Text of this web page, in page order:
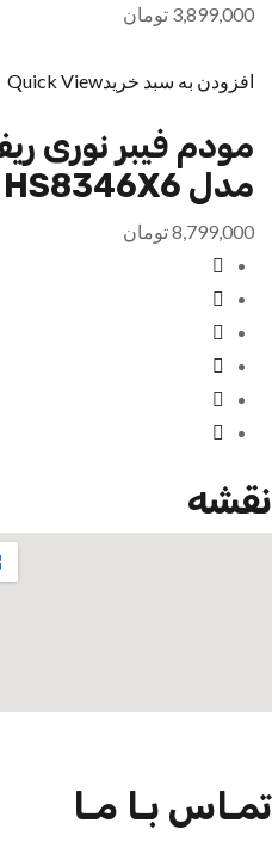
3,899,000 تومان
افزودن به سبد خریدQuick View
مودم فیبر نوری
مدل Huawei HS8346X6
8,799,000تومان
نقشه
تمـاس بـا مـا